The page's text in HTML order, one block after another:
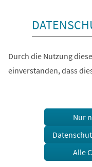
Durch die Nutzung
einverstanden, dass
Nur
Alle